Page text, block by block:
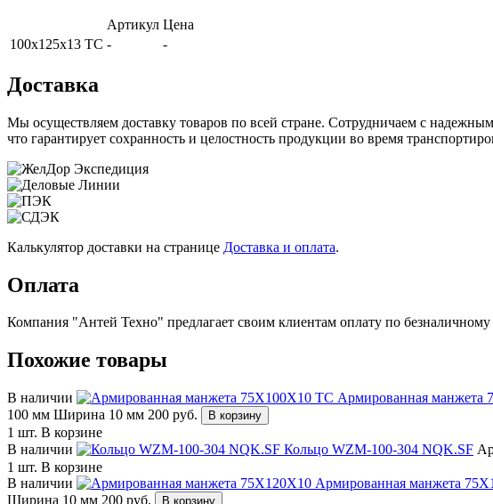
Артикул Цена
100х125х13 TC - -
Доставка
Мы осуществляем доставку товаров по всей стране. Сотрудничаем с
что гарантирует сохранность и целостность продукции во время
Калькулятор доставки на странице Доставка и оплата.
Оплата
Компания "Антей Техно" предлагает своим клиентам оплату по безналичному
Похожие товары
В наличии Армированная манжета
100 мм Ширина 10 мм 200 руб. В корзину
1 шт. В корзине
В наличии
Кольцо WZM-100-304 NQK.SF
1 шт. В корзине
В наличии
Армированная манжета
Ширина 10 мм 200 руб. В корзину